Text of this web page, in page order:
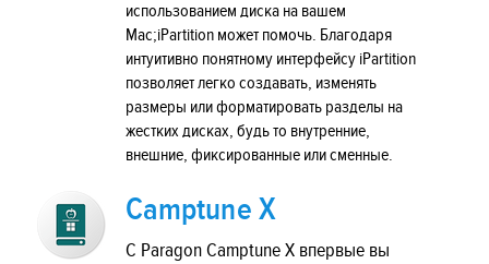
использованием диска на вашем
Mac;iPartition может помочь. Благодаря
интуитивно понятному интерфейсу iPartition
позволяет легко создавать, изменять
размеры или форматировать разделы на
жестких дисках, будь то внутренние,
внешние, фиксированные или сменные.
Camptune X
С Paragon Camptune X впервые вы